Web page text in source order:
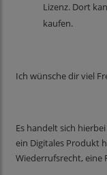
Lizenz. Dort
kaufen.
Ich wünsche dir viel
Es handelt sich
ein Digitales Produkt
Wiederrufsrecht, eine